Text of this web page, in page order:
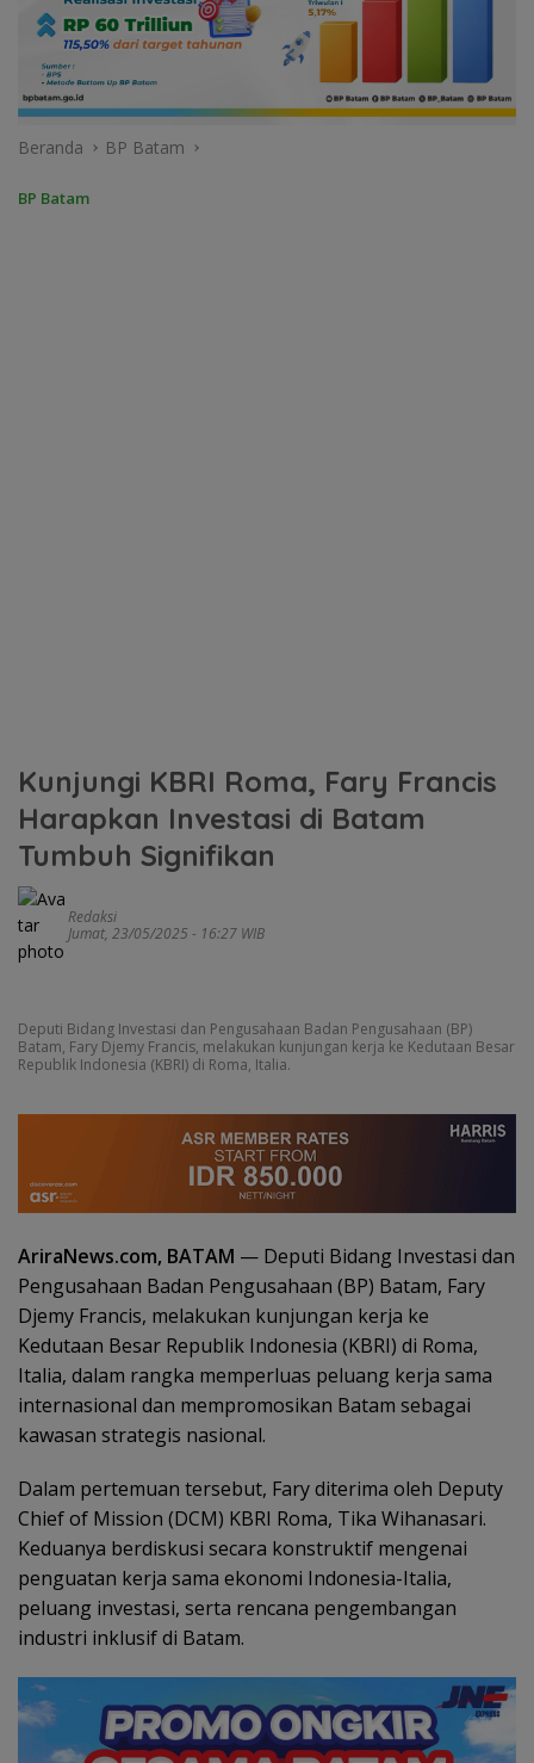
Beranda BP Batam
BP Batam
Kunjungi KBRI Roma, Fary Francis
Harapkan Investasi di Batam
Tumbuh Signifikan
Redaksi
Jumat, 23/05/2025 - 16:27 WIB
Deputi Bidang Investasi dan Pengusahaan Badan Pengusahaan (BP)
Batam, Fary Djemy Francis, melakukan kunjungan kerja ke Kedutaan Besar
Republik Indonesia (KBRI) di Roma, Italia.
AriraNews.com, BATAM — Deputi Bidang Investasi dan
Pengusahaan Badan Pengusahaan (BP) Batam, Fary
Djemy Francis, melakukan kunjungan kerja ke
Kedutaan Besar Republik Indonesia (KBRI) di Roma,
Italia, dalam rangka memperluas peluang kerja sama
internasional dan mempromosikan Batam sebagai
kawasan strategis nasional.
Dalam pertemuan tersebut, Fary diterima oleh Deputy
Chief of Mission (DCM) KBRI Roma, Tika Wihanasari.
Keduanya berdiskusi secara konstruktif mengenai
penguatan kerja sama ekonomi Indonesia-Italia,
peluang investasi, serta rencana pengembangan
industri inklusif di Batam.